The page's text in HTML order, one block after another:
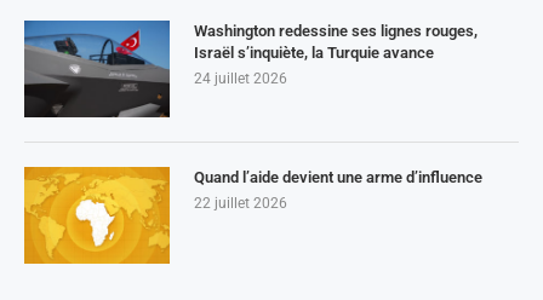
Washington redessine ses lignes rouges,
Israël s’inquiète, la Turquie avance
24 juillet 2026
Quand l’aide devient une arme d’influence
22 juillet 2026